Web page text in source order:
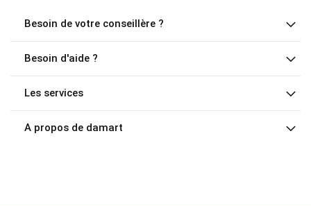
Besoin de votre conseillère ?
Besoin d'aide ?
Les services
A propos de damart